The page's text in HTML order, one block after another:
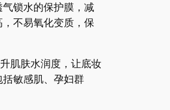
锁水的保护膜，减
不易氧化变质，保
肌肤水润度，让底妆
敏感肌、孕妇群